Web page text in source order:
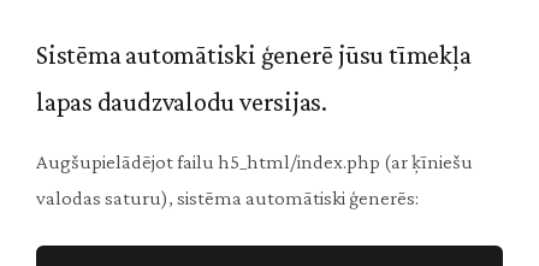
Sistēma automātiski ģenerē jūsu tīmekļa
lapas daudzvalodu versijas.
Augšupielādējot failu h5_html/index.php (ar ķīniešu
valodas saturu), sistēma automātiski ģenerēs: